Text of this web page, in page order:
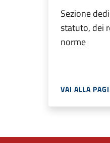
Sezione
statuto, dei
norme
VAI ALLA